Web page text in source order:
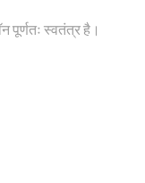
पूर्णतः स्वतंत्र है।